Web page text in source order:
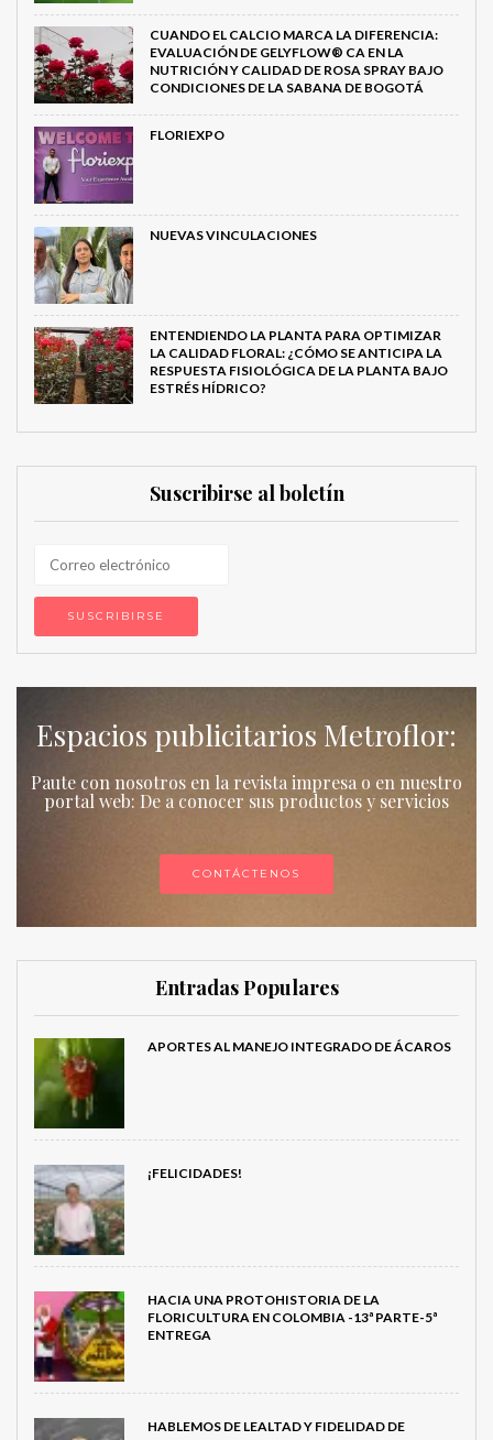
CUANDO EL CALCIO MARCA LA DIFERENCIA:
EVALUACIÓN DE GELYFLOW® CA EN LA
NUTRICIÓN Y CALIDAD DE ROSA SPRAY BAJO
CONDICIONES DE LA SABANA DE BOGOTÁ
FLORIEXPO
NUEVAS VINCULACIONES
ENTENDIENDO LA PLANTA PARA OPTIMIZAR
LA CALIDAD FLORAL: ¿CÓMO SE ANTICIPA LA
RESPUESTA FISIOLÓGICA DE LA PLANTA BAJO
ESTRÉS HÍDRICO?
Suscribirse al boletín
Espacios publicitarios Metroflor:
Paute con nosotros en la revista impresa o en nuestro
portal web: De a conocer sus productos y servicios
CONTÁCTENOS
Entradas Populares
APORTES AL MANEJO INTEGRADO DE ÁCAROS
¡FELICIDADES!
HACIA UNA PROTOHISTORIA DE LA
FLORICULTURA EN COLOMBIA -13ª PARTE-5ª
ENTREGA
HABLEMOS DE LEALTAD Y FIDELIDAD DE